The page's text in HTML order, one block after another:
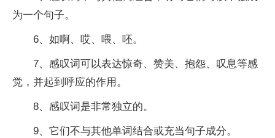
为一个句子。
6、如啊、哎、喂、呸。
7、感叹词可以表达惊奇、赞美、抱怨、叹息等感
觉，并起到呼应的作用。
8、感叹词是非常独立的。
9、它们不与其他单词结合或充当句子成分。